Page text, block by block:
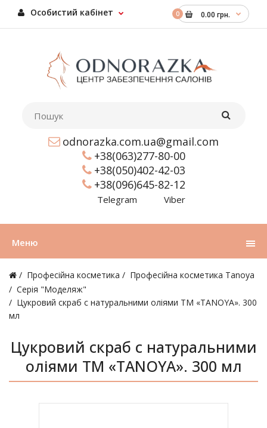
0 0.00 грн.
Особистий кабінет
odnorazka.com.ua@gmail.com
+38(063)277-80-00
+38(050)402-42-03
+38(096)645-82-12
Telegram Viber
Меню
Професійна косметика
Професійна косметика Tanoya
Серія "Моделяж"
Цукровий скраб с натуральними оліями ТМ «TANOYA». 300
мл
Цукровий скраб с натуральними
оліями ТМ «TANOYA». 300 мл